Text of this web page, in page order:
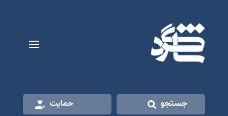
جستجو حمایت